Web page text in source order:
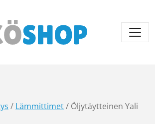
/ Lämmittimet/ Öljytäytteinen Yali